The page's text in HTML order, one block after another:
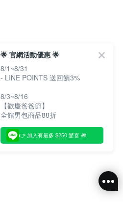
🌟 官網活動優惠 🌟
8/1~8/31
- LINE POINTS 送回饋3%
8/3~8/16
【歡慶爸爸節】
全館男包商品88折
👉 加入有最多 $250 驚喜 🎁